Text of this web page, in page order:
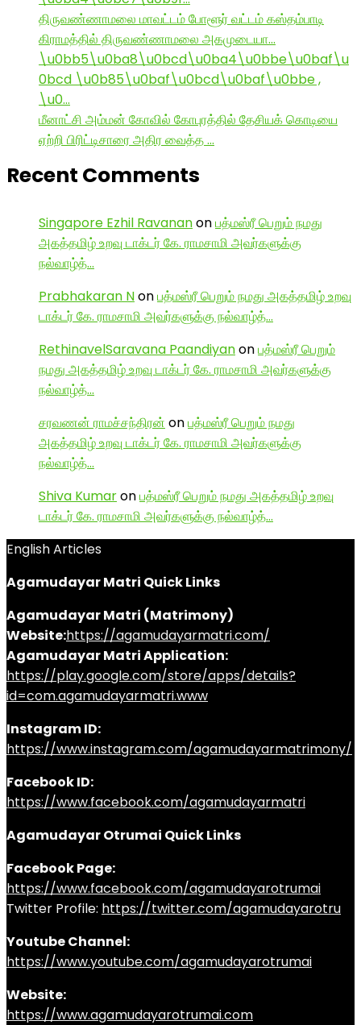
திருவண்ணாமலை மாவட்டம் போளூர் வட்டம் கஸ்தம்பாடி
கிராமத்தில் திருவண்ணாமலை அகமுடையா…
\u0bb5\u0ba8\u0bcd\u0ba4\u0bbe\u0baf\u
0bcd \u0b85\u0baf\u0bcd\u0baf\u0bbe ,
\u0…
மீனாட்சி அம்மன் கோவில் கோபுரத்தில் தேசியக் கொடியை
ஏற்றி பிரிட்டிசாரை அதிர வைத்த …
Recent Comments
Singapore Ezhil Ravananonபத்மஸ்ரீ பெறும் நமது
அகத்தமிழ் உறவு டாக்டர் கே. ராமசாமி அவர்களுக்கு
நல்வாழ்த்…
Prabhakaran Nonபத்மஸ்ரீ பெறும் நமது அகத்தமிழ் உறவு
டாக்டர் கே. ராமசாமி அவர்களுக்கு நல்வாழ்த்…
RethinavelSaravana Paandiyanonபத்மஸ்ரீ பெறும்
நமது அகத்தமிழ் உறவு டாக்டர் கே. ராமசாமி அவர்களுக்கு
நல்வாழ்த்…
சரவணன் ராமச்சந்திரன் onபத்மஸ்ரீ பெறும் நமது
அகத்தமிழ் உறவு டாக்டர் கே. ராமசாமி அவர்களுக்கு
நல்வாழ்த்…
Shiva Kumaronபத்மஸ்ரீ பெறும் நமது அகத்தமிழ் உறவு
டாக்டர் கே. ராமசாமி அவர்களுக்கு நல்வாழ்த்…
English Articles
Agamudayar Matri Quick Links
Agamudayar Matri (Matrimony)
Website:https://agamudayarmatri.com/
Agamudayar Matri Application:
https://play.google.com/store/apps/details?
id=com.agamudayarmatri.www
Instagram ID:
https://www.instagram.com/agamudayarmatrimony/
Facebook ID:
https://www.facebook.com/agamudayarmatri
Agamudayar Otrumai Quick Links
Facebook Page:
https://www.facebook.com/agamudayarotrumai
Twitter Profile: https://twitter.com/agamudayarotru
Youtube Channel:
https://www.youtube.com/agamudayarotrumai
Website:
https://www.agamudayarotrumai.com